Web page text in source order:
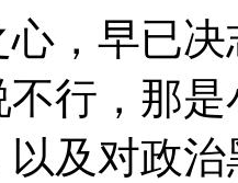
心，早已
行，那
及对政